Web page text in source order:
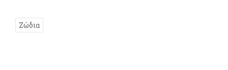
Ζώδια